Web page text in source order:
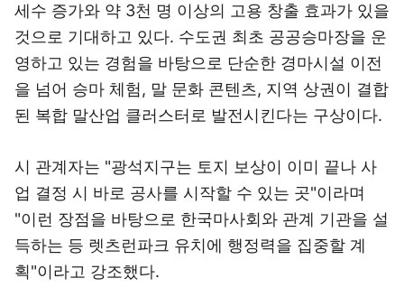
세수 증가와 약 3천 명 이상의 고용 창출 효과가 있을
것으로 기대하고 있다. 수도권 최초 공공승마장을 운
영하고 있는 경험을 바탕으로 단순한 경마시설 이전
을 넘어 승마 체험, 말 문화 콘텐츠, 지역 상권이 결합
된 복합 말산업 클러스터로 발전시킨다는 구상이다.
시 관계자는 "광석지구는 토지 보상이 이미 끝나 사
업 결정 시 바로 공사를 시작할 수 있는 곳"이라며
"이런 장점을 바탕으로 한국마사회와 관계 기관을 설
득하는 등 렛츠런파크 유치에 행정력을 집중할 계
획"이라고 강조했다.